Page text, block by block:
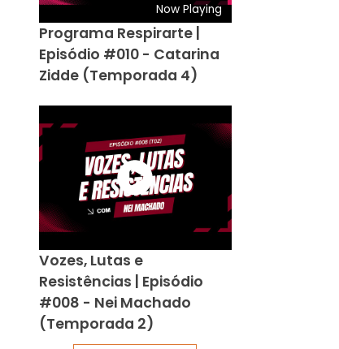
Now Playing
Programa Respirarte |
Episódio #010 - Catarina
Zidde (Temporada 4)
Vozes, Lutas e
Resistências | Episódio
#008 - Nei Machado
(Temporada 2)